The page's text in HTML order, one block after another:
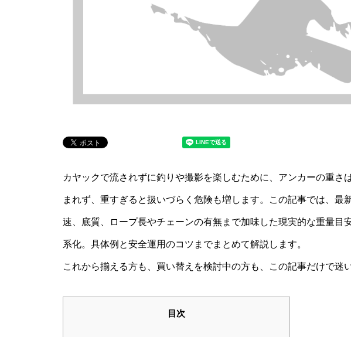
カヤックで流されずに釣りや撮影を楽しむために、アンカーの重さ
まれず、重すぎると扱いづらく危険も増します。この記事では、最
速、底質、ロープ長やチェーンの有無まで加味した現実的な重量目
系化。具体例と安全運用のコツまでまとめて解説します。
これから揃える方も、買い替えを検討中の方も、この記事だけで迷
目次